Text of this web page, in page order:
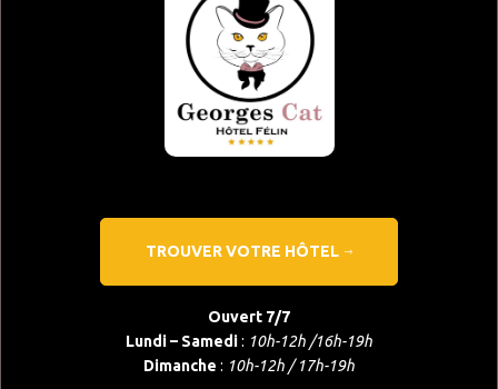
TROUVER VOTRE HÔTEL
Ouvert 7/7
Lundi – Samedi: 10h-12h /16h-19h
Dimanche : 10h-12h / 17h-19h